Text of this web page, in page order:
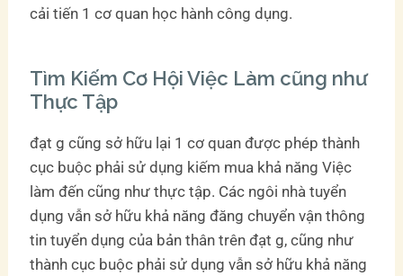
cải tiến 1 cơ quan học hành công dụng.
Tìm Kiếm Cơ Hội Việc Làm cũng như
Thực Tập
đạt g cũng sở hữu lại 1 cơ quan được phép thành
cục buộc phải sử dụng kiếm mua khả năng Việc
làm đến cũng như thực tập. Các ngôi nhà tuyển
dụng vẫn sở hữu khả năng đăng chuyển vận thông
tin tuyển dụng của bản thân trên đạt g, cũng như
thành cục buộc phải sử dụng vẫn sở hữu khả năng